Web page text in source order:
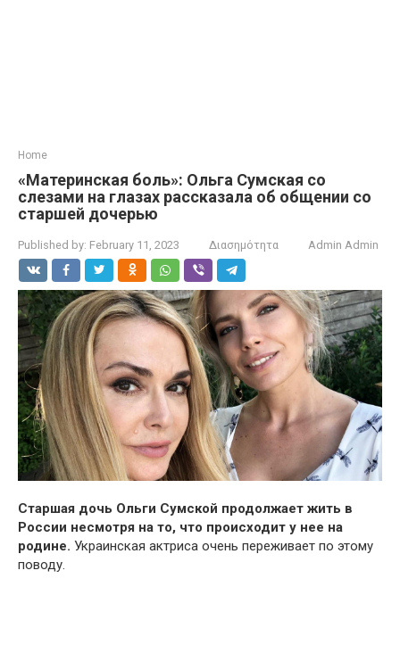
Home
«Материнская боль»: Ольга Сумская со
слезами на глазах рассказала об общении со
старшей дочерью
Published by: February 11, 2023 Διασημότητα Admin Admin
Старшая дочь Ольги Сумской продолжает жить в
России несмотря на то, что происходит у нее на
родине. Украинская актриса очень переживает по этому
поводу.